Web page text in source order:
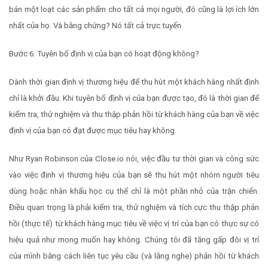
bán một loạt các sản phẩm cho tất cả mọi người, đó cũng là lợi ích lớn
nhất của họ. Và bằng chứng? Nó tất cả trực tuyến.
Bước 6: Tuyên bố định vị của bạn có hoạt động không?
Dành thời gian định vị thương hiệu để thu hút một khách hàng nhất định
chỉ là khởi đầu. Khi tuyên bố định vị của bạn được tạo, đó là thời gian để
kiểm tra, thử nghiệm và thu thập phản hồi từ khách hàng của bạn về việc
định vị của bạn có đạt được mục tiêu hay không.
Như Ryan Robinson của Close.io nói, việc đầu tư thời gian và công sức
vào việc định vị thương hiệu của bạn sẽ thu hút một nhóm người tiêu
dùng hoặc nhân khẩu học cụ thể chỉ là một phần nhỏ của trận chiến.
Điều quan trọng là phải kiểm tra, thử nghiệm và tích cực thu thập phản
hồi (thực tế) từ khách hàng mục tiêu về việc vị trí của bạn có thực sự có
hiệu quả như mong muốn hay không. Chúng tôi đã tăng gấp đôi vị trí
của mình bằng cách liên tục yêu cầu (và lắng nghe) phản hồi từ khách